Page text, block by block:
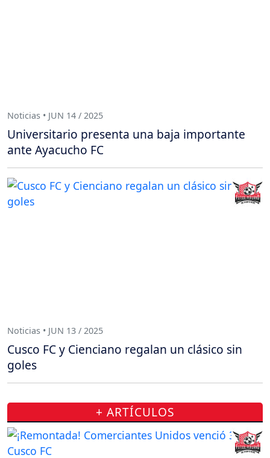
Noticias • JUN 14 / 2025
Universitario presenta una baja importante
ante Ayacucho FC
Noticias • JUN 13 / 2025
Cusco FC y Cienciano regalan un clásico sin
goles
+ ARTÍCULOS